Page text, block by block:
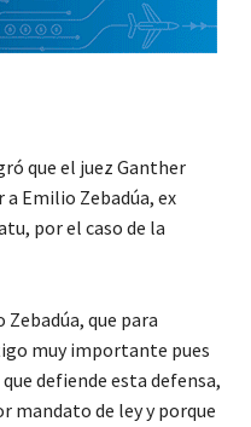
que el juez Ganther
Emilio Zebadúa, ex
por el caso de la
que para
muy importante pues
defiende esta defensa,
mandato de ley y porque